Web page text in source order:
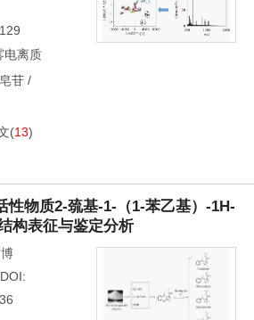
电离质
苷 /
(13)
性物质2-巯基-1-（1-苯乙基）-1H-
构表征与鉴定分析
DOI: